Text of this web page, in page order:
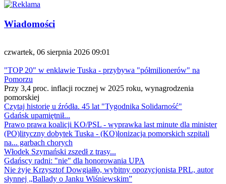
Wiadomości
czwartek, 06 sierpnia 2026 09:01
"TOP 20" w enklawie Tuska - przybywa "półmilionerów" na
Pomorzu
Przy 3,4 proc. inflacji rocznej w 2025 roku, wynagrodzenia
pomorskiej
Czytaj historię u źródła. 45 lat "Tygodnika Solidarność"
Gdańsk upamiętnił...
Prawo prawa koalicji KO/PSL - wyprawka last minute dla minister
(PO)lityczny dobytek Tuska - (KO)lonizacja pomorskich szpitali
na... garbach chorych
Włodek Szymański zszedł z trasy...
Gdańscy radni: "nie" dla honorowania UPA
Nie żyje Krzysztof Dowgiałło, wybitny opozycjonista PRL, autor
słynnej „Ballady o Janku Wiśniewskim”